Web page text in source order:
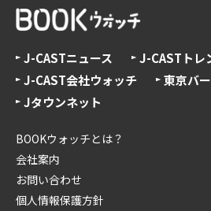
J-CASTニュース
J-CASTトレ
J-CAST会社ウォッチ
東京バ
Jタウンネット
BOOKウォッチとは？
会社案内
お問い合わせ
個人情報保護方針